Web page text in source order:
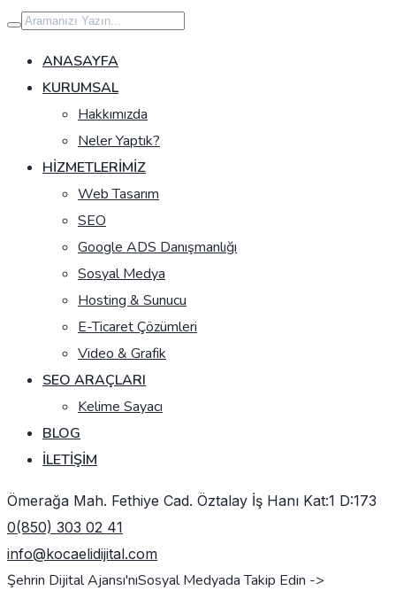
İçeriğe
geç
ANASAYFA
KURUMSAL
Hakkımızda
Neler Yaptık?
HIZMETLERIMIZ
Web Tasarım
SEO
Google ADS Danışmanlığı
Sosyal Medya
Hosting & Sunucu
E-Ticaret Çözümleri
Video & Grafik
SEO ARAÇLARI
Kelime Sayacı
BLOG
İLETIŞIM
Ömerağa Mah. Fethiye Cad. Öztalay İş Hanı Kat:1 D:173
0(850) 303 02 41
info@kocaelidijital.com
Şehrin Dijital Ajansı'nıSosyal Medyada Takip Edin ->